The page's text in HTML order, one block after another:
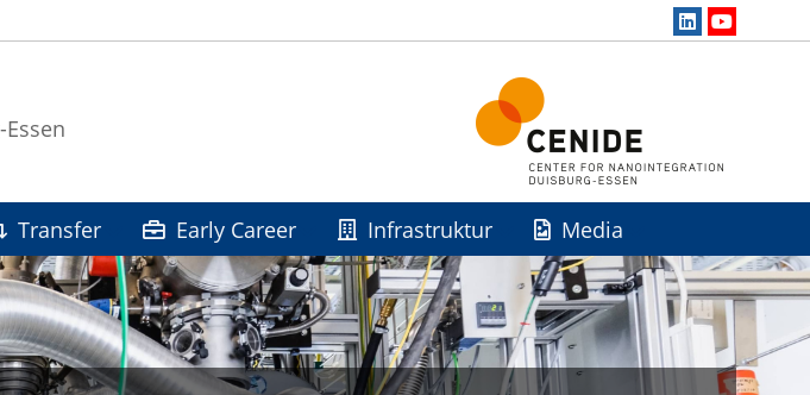
Transfer Early Career Infrastruktur Media